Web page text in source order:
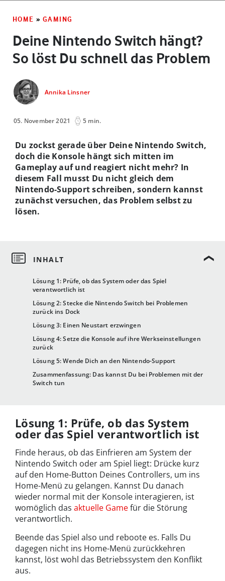
HOME » GAMING
Deine Nintendo Switch hängt?
So löst Du schnell das Problem
Annika Linsner
05. November 2021 5 min.
Lösung 1: Prüfe, ob das System oder das Spiel
verantwortlich ist
Lösung 2: Stecke die Nintendo Switch bei Problemen
zurück ins Dock
Lösung 3: Einen Neustart erzwingen
Lösung 4: Setze die Konsole auf ihre Werkseinstellungen
zurück
Lösung 5: Wende Dich an den Nintendo-Support
Zusammenfassung: Das kannst Du bei Problemen mit der
Switch tun
Du zockst gerade über Deine Nintendo Switch,
doch die Konsole hängt sich mitten im
Gameplay auf und reagiert nicht mehr? In
diesem Fall musst Du nicht gleich dem
Nintendo-Support schreiben, sondern kannst
zunächst versuchen, das Problem selbst zu
lösen.
Lösung 1: Prüfe, ob das System
oder das Spiel verantwortlich ist
Finde heraus, ob das Einfrieren am System der
Nintendo Switch oder am Spiel liegt: Drücke kurz
auf den Home-Button Deines Controllers, um ins
Home-Menü zu gelangen. Kannst Du danach
wieder normal mit der Konsole interagieren, ist
womöglich das aktuelle Gamefür die Störung
verantwortlich.
Beende das Spiel also und reboote es. Falls Du
dagegen nicht ins Home-Menü zurückkehren
kannst, löst wohl das Betriebssystem den Konflikt
aus.